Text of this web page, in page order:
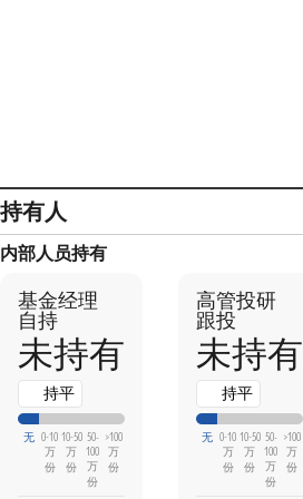
持有人
内部人员持有
基金经理
自持
未持有
持平
无 0-10
万
份
10-50
万
份
50-
100
万
份
>100
万
份
高管投研
跟投
未持有
持平
无 0-10
万
份
10-50
万
份
50-
100
万
份
>100
万
份